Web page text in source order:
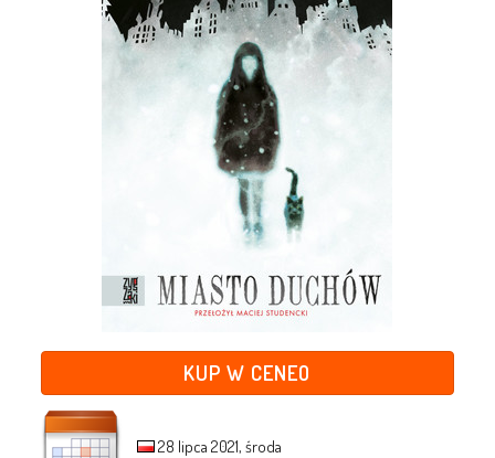
KUP W CENEO
28 lipca 2021, środa